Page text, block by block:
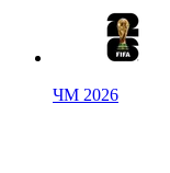
ЧМ 2026